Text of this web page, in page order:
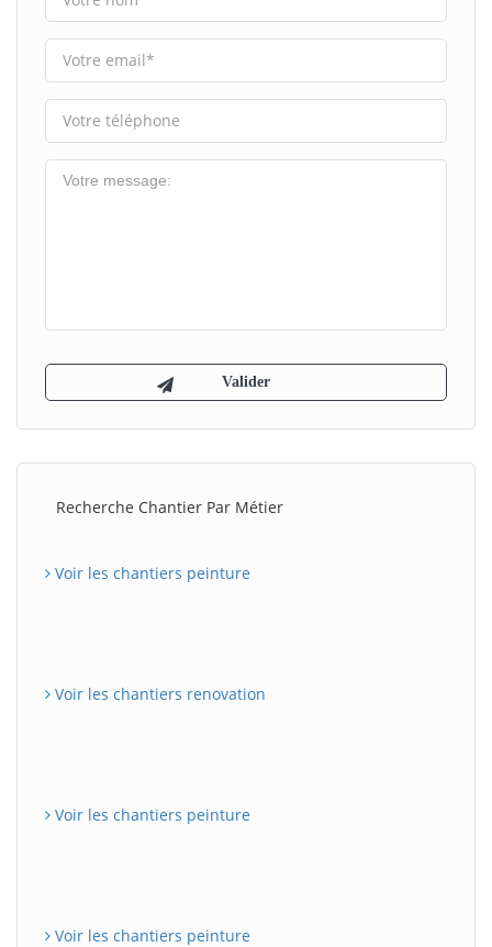
Recherche Chantier Par Métier
Voir les chantiers peinture
Voir les chantiers renovation
Voir les chantiers peinture
Voir les chantiers peinture